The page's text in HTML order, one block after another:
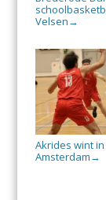
Velsen →
Akrides wint in
Amsterdam →